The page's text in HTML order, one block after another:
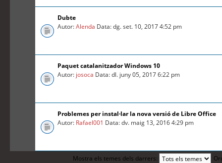
Dubte
Autor:Alenda Data: dg. set. 10, 2017 4:52 pm
Paquet catalanitzador Windows 10
Autor: josoca Data: dl. juny 05, 2017 6:22 pm
Problemes per instal·lar la nova versió de Libre Office
Autor: Rafael001 Data: dv. maig 13, 2016 4:29 pm
Mostra els temes dels darrers: